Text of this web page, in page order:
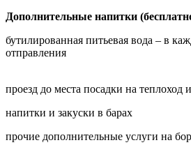
Дополнительные напитки
бутилированная питьевая вода – в
отправления
проезд до места посадки на теплоход
напитки и закуски в барах
прочие дополнительные услуги на